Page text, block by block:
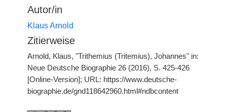
Autor/in
Klaus Arnold
Zitierweise
Arnold, Klaus, "Trithemius (Tritemius), Johannes" in:
Neue Deutsche Biographie 26 (2016), S. 425-426
[Online-Version]; URL: https://www.deutsche-
biographie.de/gnd118642960.html#ndbcontent